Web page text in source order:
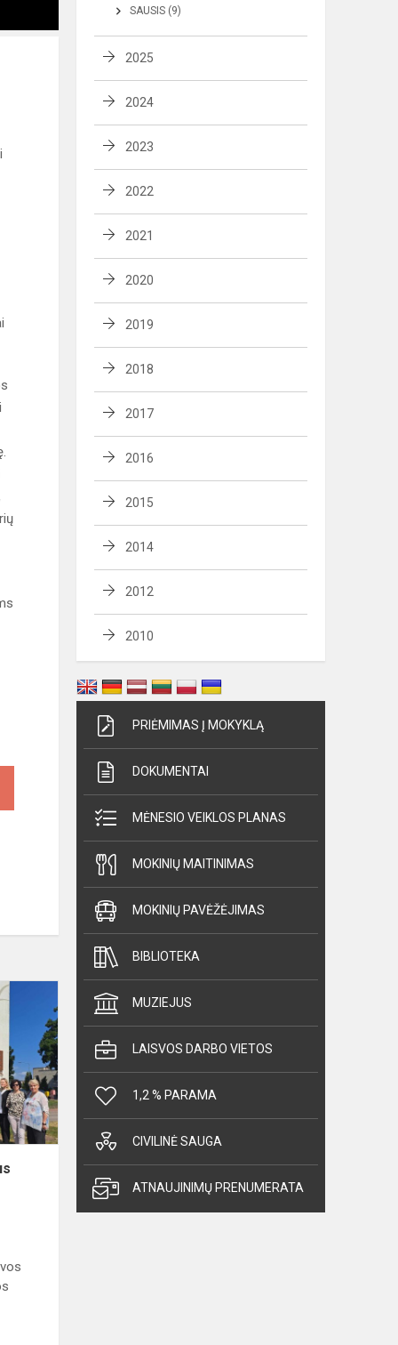
Viešnagė
Lazdijų
Motiejaus
Gustaičio
gimnazijoje
SAUSIS (9)
2025
2024
2023
2022
2021
2020
2019
2018
2017
2016
2015
2014
2012
2010
PRIĖMIMAS Į MOKYKLĄ
DOKUMENTAI
MĖNESIO VEIKLOS PLANAS
MOKINIŲ MAITINIMAS
MOKINIŲ PAVĖŽĖJIMAS
BIBLIOTEKA
MUZIEJUS
LAISVOS DARBO VIETOS
1,2 % PARAMA
CIVILINĖ SAUGA
ATNAUJINIMŲ PRENUMERATA